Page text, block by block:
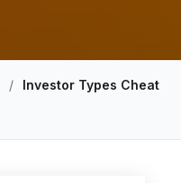
/
Investor Types Cheat